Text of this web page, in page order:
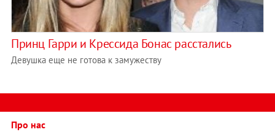
Принц Гарри и Крессида Бонас расстались
Девушка еще не готова к замужеству
Про нас